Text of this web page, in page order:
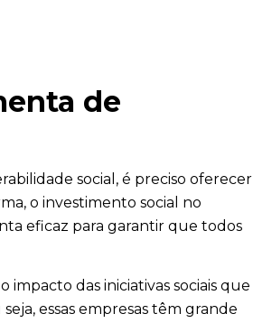
de
social, é preciso oferecer
o investimento social no
eficaz para garantir que todos
impacto das iniciativas sociais que
essas empresas têm grande